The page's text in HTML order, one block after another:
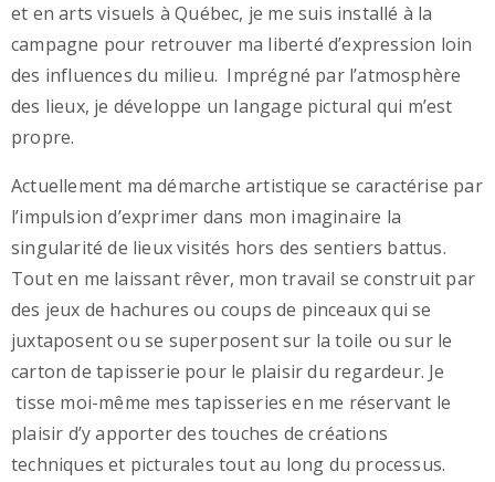
et en arts visuels à Québec, je me suis installé à la
campagne pour retrouver ma liberté d’expression loin
des influences du milieu. Imprégné par l’atmosphère
des lieux, je développe un langage pictural qui m’est
propre.
Actuellement ma démarche artistique se caractérise par
l’impulsion d’exprimer dans mon imaginaire la
singularité de lieux visités hors des sentiers battus.
Tout en me laissant rêver, mon travail se construit par
des jeux de hachures ou coups de pinceaux qui se
juxtaposent ou se superposent sur la toile ou sur le
carton de tapisserie pour le plaisir du regardeur. Je
tisse moi-même mes tapisseries en me réservant le
plaisir d’y apporter des touches de créations
techniques et picturales tout au long du processus.